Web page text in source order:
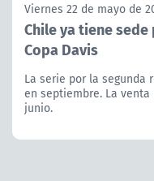
Viernes 22 de mayo de
Chile ya tiene
Copa Davis
La serie por la segunda
en septiembre. La
junio.